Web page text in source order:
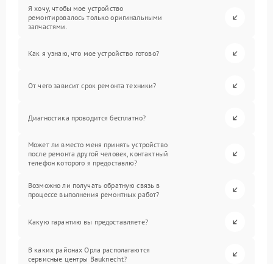
Я хочу, чтобы мое устройство
ремонтировалось только оригинальными
запчастями.
Как я узнаю, что мое устройство готово?
От чего зависит срок ремонта техники?
Диагностика проводится бесплатно?
Может ли вместо меня принять устройство
после ремонта другой человек, контактный
телефон которого я предоставлю?
Возможно ли получать обратную связь в
процессе выполнения ремонтных работ?
Какую гарантию вы предоставляете?
В каких районах Орла располагаются
сервисные центры Bauknecht?